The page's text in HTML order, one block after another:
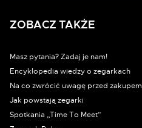
ZOBACZ TAKŻE
Masz pytania? Zadaj je nam!
Encyklopedia wiedzy o zegarkach
Na co zwrócić uwagę przed zakupem
Jak powstają zegarki
Spotkania „Time To Meet”